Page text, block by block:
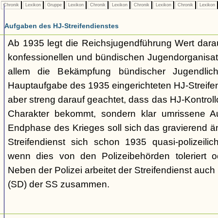
Chronik Lexikon Gruppe Lexikon Chronik Lexikon Chronik Lexikon Chronik Lexikon
Aufgaben des HJ-Streifendienstes
Ab 1935 legt die Reichsjugendführung Wert
konfessionellen und bündischen
allem die Bekämpfung bündischer
Hauptaufgabe des 1935 eingerichteten HJ-
aber streng darauf geachtet, dass das HJ-
Charakter bekommt, sondern klar umrissene
Endphase des Krieges soll sich das gravierend
Streifendienst sich schon 1935 quasi-
wenn dies von den Polizeibehörden toleriert
Neben der Polizei arbeitet der Streifendienst
(SD) der SS zusammen.